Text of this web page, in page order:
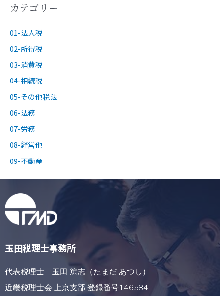
カテゴリー
01-法人税
02-所得税
03-消費税
04-相続税
05-その他税法
06-法務
07-労務
08-経営他
09-不動産
玉田税理士事務所
代表税理士 玉田 篤志（たまだ あつし）
近畿税理士会 上京支部 登録番号146584